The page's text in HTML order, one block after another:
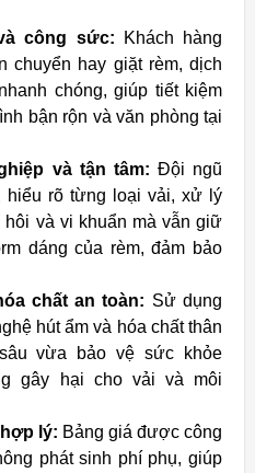
công sức: Khách hàng
chuyển hay giặt rèm, dịch
chóng, giúp tiết kiệm
bận rộn và văn phòng tại
và tận tâm: Đội ngũ
hiểu rõ từng loại vải, xử lý
hôi và vi khuẩn mà vẫn giữ
dáng của rèm, đảm bảo
chất an toàn: Sử dụng
hút ẩm và hóa chất thân
vừa bảo vệ sức khỏe
gây hại cho vải và môi
lý: Bảng giá được công
phát sinh phí phụ, giúp